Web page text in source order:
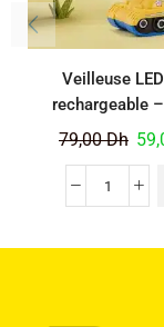
Veilleuse
rechargeable
79,00Dh